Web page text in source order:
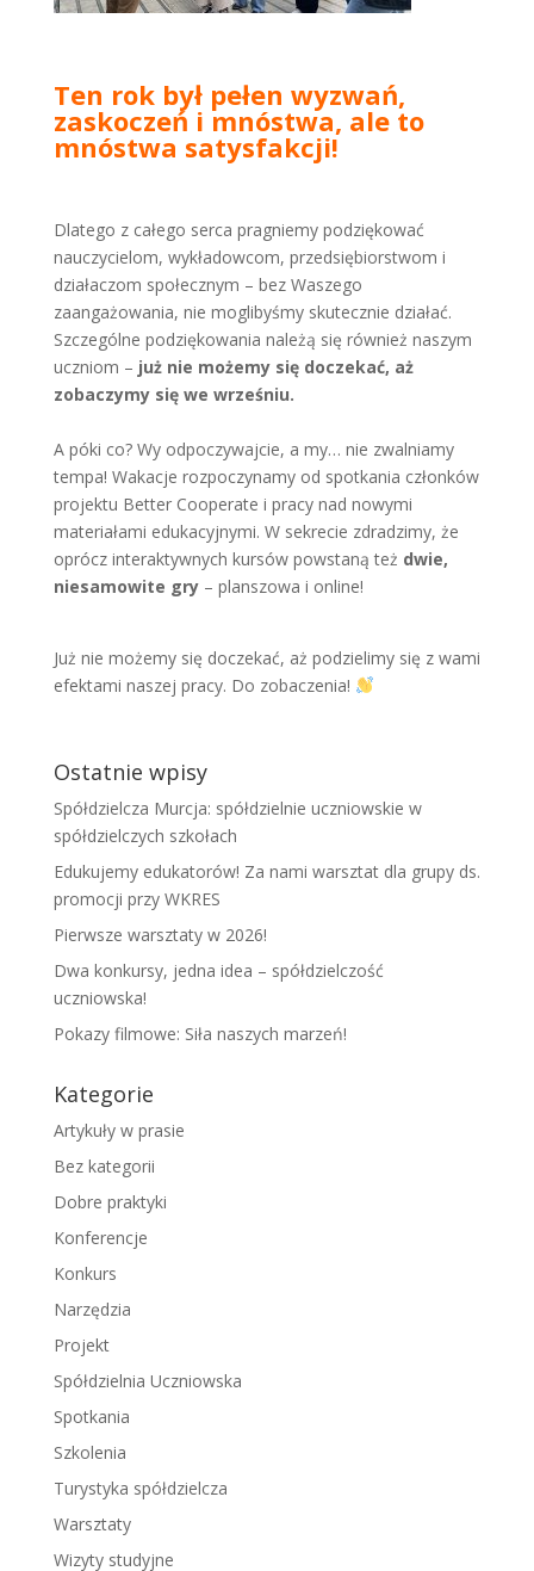
Ten rok był pełen wyzwań,
zaskoczeń i mnóstwa, ale to
mnóstwa satysfakcji!
Dlatego z całego serca pragniemy podziękować
nauczycielom, wykładowcom, przedsiębiorstwom i
działaczom społecznym – bez Waszego
zaangażowania, nie moglibyśmy skutecznie działać.
Szczególne podziękowania należą się również naszym
uczniom – już nie możemy się doczekać, aż
zobaczymy się we wrześniu.
A póki co? Wy odpoczywajcie, a my… nie zwalniamy
tempa! Wakacje rozpoczynamy od spotkania członków
projektu Better Cooperate i pracy nad nowymi
materiałami edukacyjnymi. W sekrecie zdradzimy, że
oprócz interaktywnych kursów powstaną też dwie,
niesamowite gry– planszowa i online!
Już nie możemy się doczekać, aż podzielimy się z wami
efektami naszej pracy. Do zobaczenia!
Ostatnie wpisy
Spółdzielcza Murcja: spółdzielnie uczniowskie w
spółdzielczych szkołach
Edukujemy edukatorów! Za nami warsztat dla grupy ds.
promocji przy WKRES
Pierwsze warsztaty w 2026!
Dwa konkursy, jedna idea – spółdzielczość
uczniowska!
Pokazy filmowe: Siła naszych marzeń!
Kategorie
Artykuły w prasie
Bez kategorii
Dobre praktyki
Konferencje
Konkurs
Narzędzia
Projekt
Spółdzielnia Uczniowska
Spotkania
Szkolenia
Turystyka spółdzielcza
Warsztaty
Wizyty studyjne